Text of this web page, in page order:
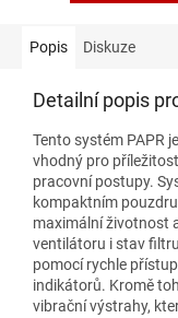
Popis Diskuze
Detailní popis
Tento systém PAPR
vhodný pro
pracovní postupy.
kompaktním
maximální životnost
ventilátoru i stav
pomocí rychle
indikátorů. Kromě
vibrační výstrahy,